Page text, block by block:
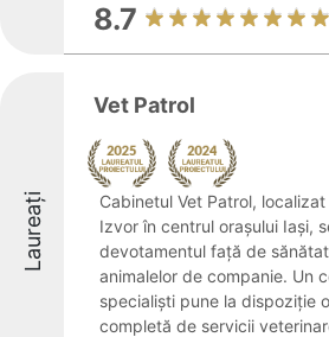
8.7
Laureați
Vet Patrol
Cabinetul Vet Patrol,
Izvor în centrul orașului Iași,
devotamentul față de
animalelor de companie. Un
specialiști pune la dispoziție
completă de servicii